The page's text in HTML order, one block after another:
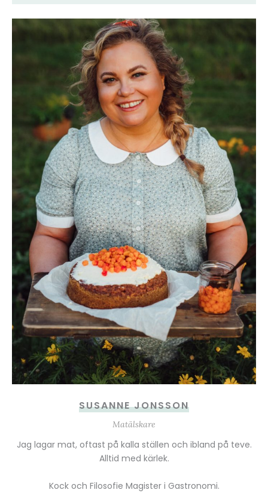
SUSANNE JONSSON
Matälskare
Jag lagar mat, oftast på kalla ställen och ibland på teve.
Alltid med kärlek.
Kock och Filosofie Magister i Gastronomi.